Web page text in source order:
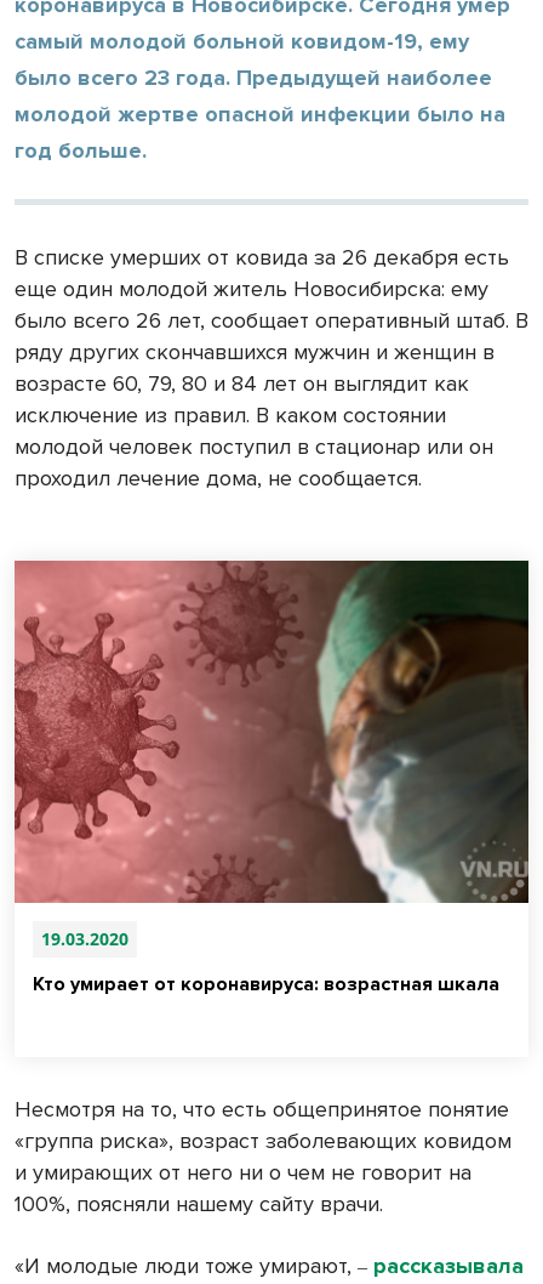
самый молодой больной ковидом-19, ему
было всего 23 года. Предыдущей наиболее
молодой жертве опасной инфекции было на
год больше.
В списке умерших от ковида за 26 декабря есть
еще один молодой житель Новосибирска: ему
было всего 26 лет, сообщает оперативный штаб. В
ряду других скончавшихся мужчин и женщин в
возрасте 60, 79, 80 и 84 лет он выглядит как
исключение из правил. В каком состоянии
молодой человек поступил в стационар или он
проходил лечение дома, не сообщается.
19.03.2020
Кто умирает от коронавируса: возрастная шкала
Несмотря на то, что есть общепринятое понятие
«группа риска», возраст заболевающих ковидом
и умирающих от него ни о чем не говорит на
100%, поясняли нашему сайту врачи.
«И молодые люди тоже умирают, – рассказывала